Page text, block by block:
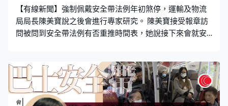
【有線新聞】強制佩戴安全帶法例年初煞停，運輸及物流
局局長陳美寶說之後會進行專家研究。 陳美寶接受報章訪
問被問到安全帶法例有否重推時間表，她說接下來會就安
加強諮詢市民意見，更廣泛宣傳和教育，讓市民理解措施
的初心。 她又透露計劃下月在機場島測試無人駕駛私家
車，屆時車廂不會有後備司機。下半年就會測試接載旅客